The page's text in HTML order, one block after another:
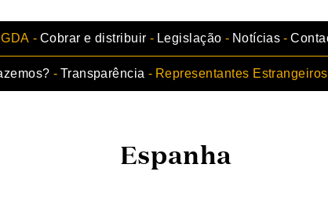
GDA
Transparência Representantes Estrangeiros
Cobrar e distribuir Legislação Notícias
Espanha